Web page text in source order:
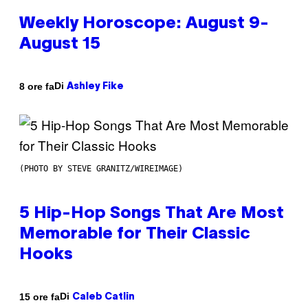
Weekly Horoscope: August 9-
August 15
8 ore faDi Ashley Fike
(PHOTO BY STEVE GRANITZ/WIREIMAGE)
5 Hip-Hop Songs That Are Most
Memorable for Their Classic
Hooks
15 ore faDi Caleb Catlin